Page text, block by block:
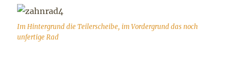
Im Hintergrund die Teilerscheibe, im Vordergrund das noch
unfertige Rad